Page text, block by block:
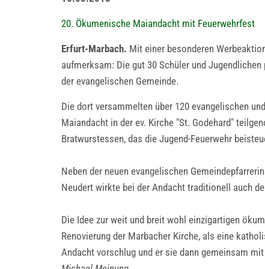
20. Ökumenische Maiandacht mit Feuerwehrfest
Erfurt-Marbach. Mit einer besonderen
aufmerksam: Die gut 30 Schüler und
der evangelischen Gemeinde.
Die dort versammelten über 120 evangelischen
Maiandacht in der ev. Kirche "St. Godehard"
Bratwurstessen, das die Jugend-Feuerwehr
Neben der neuen evangelischen
Neudert wirkte bei der Andacht traditionell auch
Die Idee zur weit und breit wohl einzigartigen
Renovierung der Marbacher Kirche, als eine
Andacht vorschlug und er sie dann gemeinsam